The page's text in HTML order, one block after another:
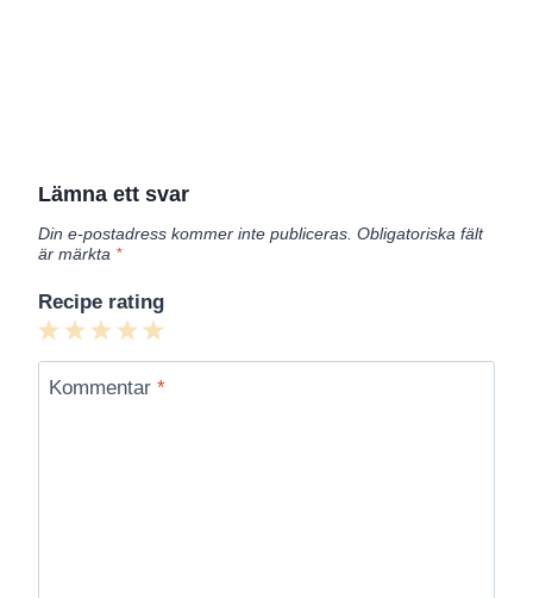
Lämna ett svar
Din e-postadress kommer inte publiceras. Obligatoriska fält
är märkta *
Recipe rating
5
Stars
4
Stars
3
Stars
2
Stars
1
Star
Kommentar *